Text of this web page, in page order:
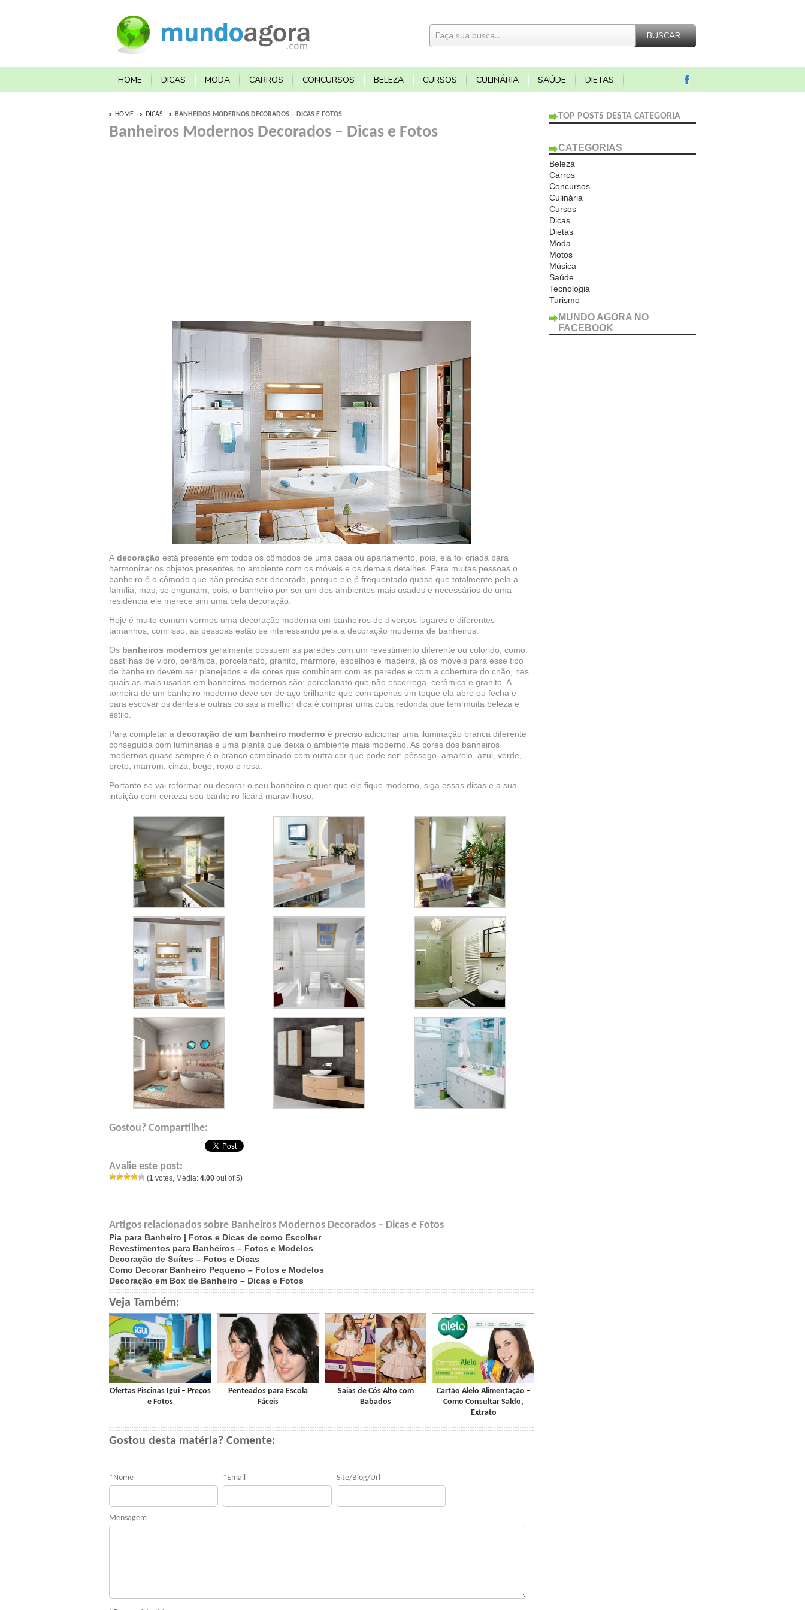
HOME DICAS MODA CARROS CONCURSOS BELEZA CURSOS CULINÁRIA SAÚDE DIETAS
HOME DICAS BANHEIROS MODERNOS DECORADOS – DICAS E FOTOS
Banheiros Modernos Decorados – Dicas e Fotos
A decoração está presente em todos os cômodos de uma casa ou apartamento, pois, ela foi criada para
harmonizar os objetos presentes no ambiente com os móveis e os demais detalhes. Para muitas pessoas o
banheiro é o cômodo que não precisa ser decorado, porque ele é frequentado quase que totalmente pela a
família, mas, se enganam, pois, o banheiro por ser um dos ambientes mais usados e necessários de uma
residência ele merece sim uma bela decoração.
Hoje é muito comum vermos uma decoração moderna em banheiros de diversos lugares e diferentes
tamanhos, com isso, as pessoas estão se interessando pela a decoração moderna de banheiros.
Os banheiros modernos geralmente possuem as paredes com um revestimento diferente ou colorido, como:
pastilhas de vidro, cerâmica, porcelanato, granito, mármore, espelhos e madeira, já os móveis para esse tipo
de banheiro devem ser planejados e de cores que combinam com as paredes e com a cobertura do chão, nas
quais as mais usadas em banheiros modernos são: porcelanato que não escorrega, cerâmica e granito. A
torneira de um banheiro moderno deve ser de aço brilhante que com apenas um toque ela abre ou fecha e
para escovar os dentes e outras coisas a melhor dica é comprar uma cuba redonda que tem muita beleza e
estilo.
Para completar a decoração de um banheiro moderno é preciso adicionar uma iluminação branca diferente
conseguida com luminárias e uma planta que deixa o ambiente mais moderno. As cores dos banheiros
modernos quase sempre é o branco combinado com outra cor que pode ser: pêssego, amarelo, azul, verde,
preto, marrom, cinza, bege, roxo e rosa.
Portanto se vai reformar ou decorar o seu banheiro e quer que ele fique moderno, siga essas dicas e a sua
intuição com certeza seu banheiro ficará maravilhoso.
Gostou? Compartilhe:
Avalie este post:
(1 votes, Média: 4,00 out of 5)
Artigos relacionados sobre Banheiros Modernos Decorados – Dicas e Fotos
Pia para Banheiro | Fotos e Dicas de como Escolher
Revestimentos para Banheiros – Fotos e Modelos
Decoração de Suítes – Fotos e Dicas
Como Decorar Banheiro Pequeno – Fotos e Modelos
Decoração em Box de Banheiro – Dicas e Fotos
Veja Também:
Ofertas Piscinas Igui – Preços
e Fotos
Penteados para Escola
Fáceis
Saias de Cós Alto com
Babados
Cartão Alelo Alimentação –
Como Consultar Saldo,
Extrato
Gostou desta matéria? Comente:
* Nome * Email Site/Blog/Url
Mensagem
TOP POSTS DESTA CATEGORIA
CATEGORIAS
Beleza
Carros
Concursos
Culinária
Cursos
Dicas
Dietas
Moda
Motos
Música
Saúde
Tecnologia
Turismo
MUNDO AGORA NO
FACEBOOK